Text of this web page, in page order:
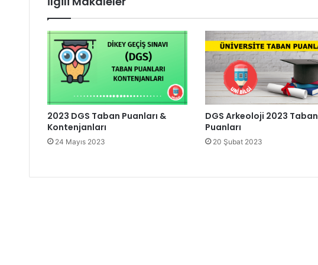
2023 DGS Taban Puanları &
Kontenjanları
24 Mayıs 2023
DGS Arkeoloji 2023 Taban
Puanları
20 Şubat 2023